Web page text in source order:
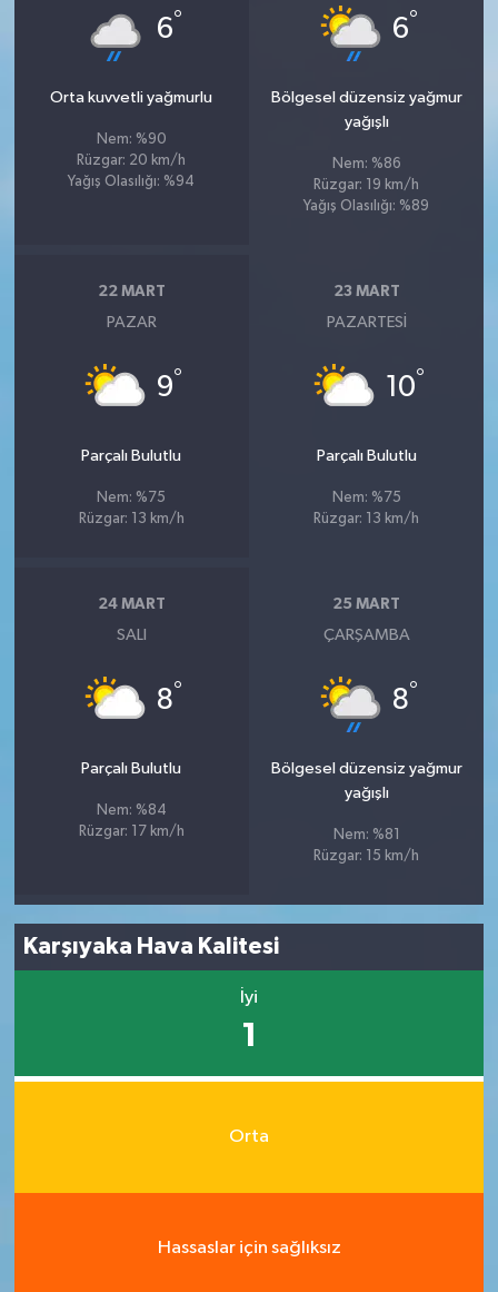
6°
Orta kuvvetli yağmurlu
Nem: %90
Rüzgar: 20 km/h
Yağış Olasılığı: %94
6°
Bölgesel düzensiz yağmur
yağışlı
Nem: %86
Rüzgar: 19 km/h
Yağış Olasılığı: %89
22 MART
PAZAR
9°
Parçalı Bulutlu
Nem: %75
Rüzgar: 13 km/h
23 MART
PAZARTESI
10°
Parçalı Bulutlu
Nem: %75
Rüzgar: 13 km/h
24 MART
SALI
8°
Parçalı Bulutlu
Nem: %84
Rüzgar: 17 km/h
25 MART
ÇARŞAMBA
8°
Bölgesel düzensiz yağmur
yağışlı
Nem: %81
Rüzgar: 15 km/h
Karşıyaka Hava Kalitesi
İyi
1
Orta
Hassaslar için sağlıksız